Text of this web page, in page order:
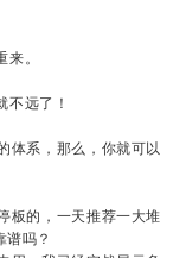
。
不远了！
体系，那么，你就可以
板的，一天推荐一大堆
谱吗？